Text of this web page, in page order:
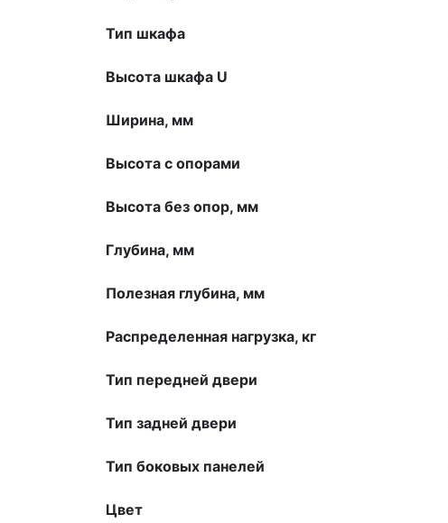
Тип шкафа
Высота шкафа U
Ширина, мм
Высота с опорами
Высота без опор, мм
Глубина, мм
Полезная глубина, мм
Распределенная нагрузка, кг
Тип передней двери
Тип задней двери
Тип боковых панелей
Цвет